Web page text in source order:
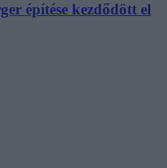
építése kezdődött el